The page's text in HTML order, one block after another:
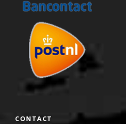
CONTACT